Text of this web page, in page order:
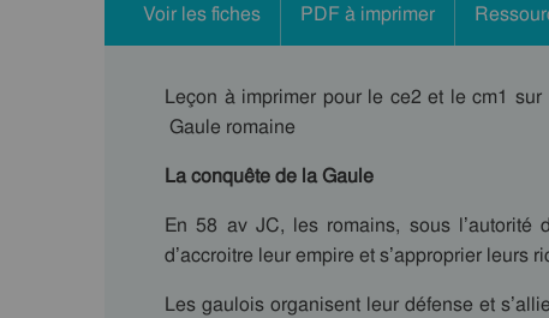
Voir les fiches PDF à imprimer
Leçon à imprimer pour le ce2 et le cm1
Gaule romaine
La conquête de la Gaule
En 58 av JC, les romains, sous l’autorité
d’accroitre leur empire et s’approprier leurs
Les gaulois organisent leur défense et